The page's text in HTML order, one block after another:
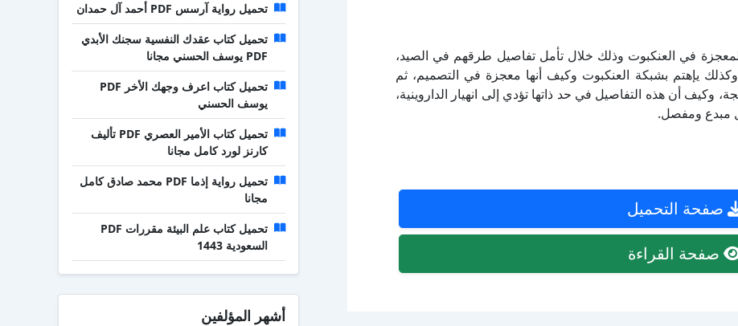
في العنكبوت وذلك خلال تأمل تفاصيل طرقهم في الصيد،
يإهتم بشبكة العنكبوت وكيف أنها معجزة في التصميم، ثم
وكيف أن هذه التفاصيل في حد ذاتها تؤدي إلى انهيار الداروينية،
مبدع ومفصل.
صفحة التحميل
صفحة القراءة
تحميل رواية آرسس PDF أحمد آل حمدان
تحميل كتاب عقدك النفسية سجنك الأبدي
PDF يوسف الحسني مجانا
تحميل كتاب اعرف وجهك الأخر PDF
يوسف الحسني
تحميل كتاب الأمير العصري PDF تأليف
كارنز لورد كامل مجانا
تحميل رواية إذما PDF محمد صادق كامل
مجانا
تحميل كتاب علم البيئة مقررات PDF
السعودية 1443
أشهر المؤلفين